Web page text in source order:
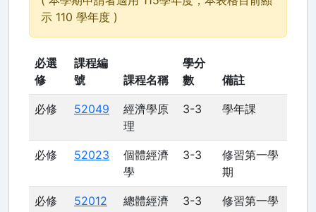
示 110 學年度 )
必選
修
課程編
號
課程名稱
學分
數
備註
必修 52049
經濟學原
理
3-3 學年課
必修 52023
個體經濟
學
3-3
修習第一學
期
必修 52012
總體經濟
3-3
修習第一學